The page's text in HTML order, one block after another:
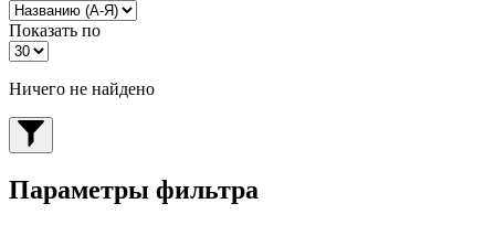
Показать по
Ничего не найдено
Параметры фильтра